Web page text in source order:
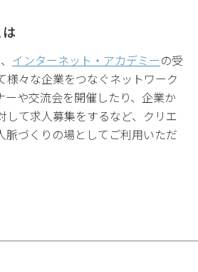
インターネット・アカデミーの受
様々な企業をつなぐネットワーク
ーや交流会を開催したり、企業か
して求人募集をするなど、クリエ
脈づくりの場としてご利用いただ